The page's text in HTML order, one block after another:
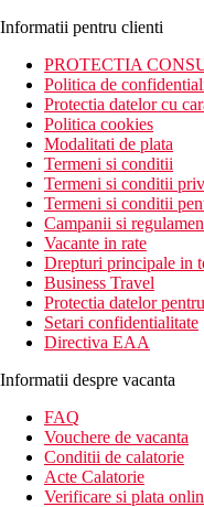
Informatii pentru clienti
PROTECTIA
Politica de
Protectia datelor cu
Politica cookies
Modalitati de plata
Termeni si conditii
Termeni si conditii
Termeni si conditii
Campanii si
Vacante in rate
Drepturi principale in
Business Travel
Protectia datelor
Setari confidentialitate
Directiva EAA
Informatii despre vacanta
FAQ
Vouchere de vacanta
Conditii de calatorie
Acte Calatorie
Verificare si plata